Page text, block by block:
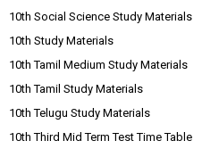
10th Social Science Study Materials
10th Study Materials
10th Tamil Medium Study Materials
10th Tamil Study Materials
10th Telugu Study Materials
10th Third Mid Term Test Time Table